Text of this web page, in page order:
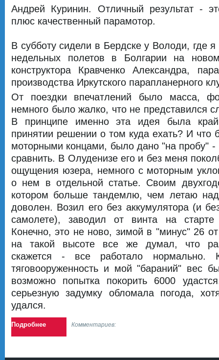
Андрей Куринин. Отличный результат -
плюс качественный парамотор.
В субботу сидели в Бердске у Володи, где
недельных полетов в Болгарии на
конструктора Кравченко Александра,
производства Иркутского парапланерного
От поездки впечатлений было масса,
немного было жалко, что не представился
В принципе именно эта идея была
принятии решении о том куда ехать? И что
моторными концами, было дано "на пробу" -
сравнить. В Олуденизе его и без меня
ощущения юзера, немного с моторным
о нем в отдельной статье. Своим
котором больше тандемлю, чем летаю
доволен. Возил его без аккумулятора (и
самолете), заводил от винта на
Конечно, это не ново, зимой в "минус" 26
на такой высоте все же думал, что
скажется - все работало нормально.
тяговооруженность и мой "бараний" вес
возможно попытка покорить 6000
серьезную задумку обломала погода,
удался.
Подробнее Комментариев: